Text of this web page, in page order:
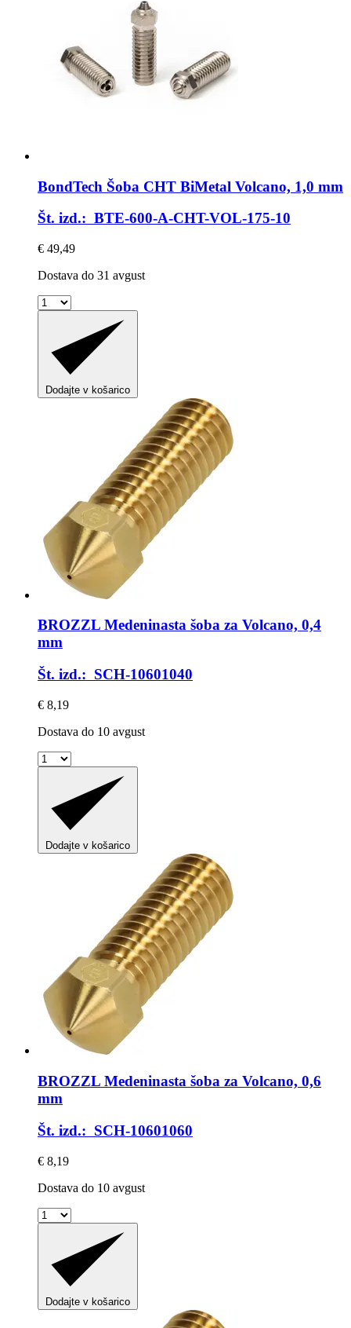
BondTech Šoba CHT BiMetal Volcano, 1,0 mm
Št. izd.: BTE-600-A-CHT-VOL-175-10
€ 49,49
Dostava do 31 avgust
Dodajte v košarico
BROZZL Medeninasta šoba za Volcano, 0,4
mm
Št. izd.: SCH-10601040
€ 8,19
Dostava do 10 avgust
Dodajte v košarico
BROZZL Medeninasta šoba za Volcano, 0,6
mm
Št. izd.: SCH-10601060
€ 8,19
Dostava do 10 avgust
Dodajte v košarico